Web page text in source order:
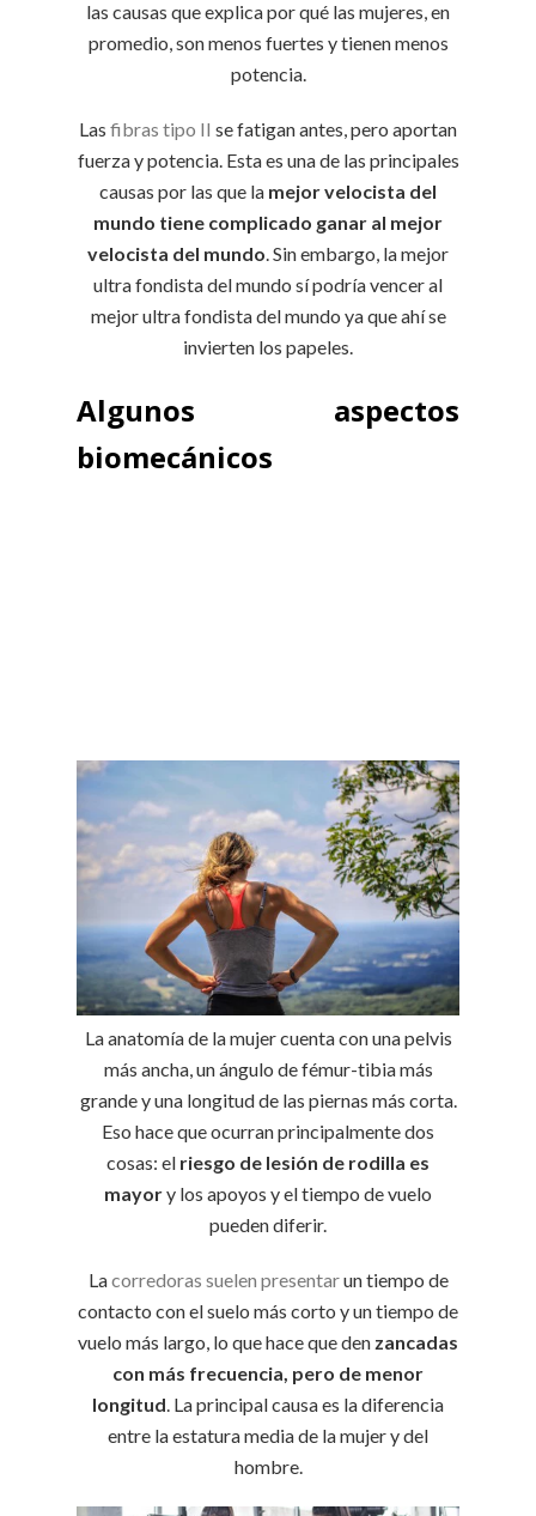
las causas que explica por qué las mujeres, en
promedio, son menos fuertes y tienen menos
potencia.
Las fibras tipo II se fatigan antes, pero aportan
fuerza y potencia. Esta es una de las principales
causas por las que la mejor velocista del
mundo tiene complicado ganar al mejor
velocista del mundo. Sin embargo, la mejor
ultra fondista del mundo sí podría vencer al
mejor ultra fondista del mundo ya que ahí se
invierten los papeles.
Algunos aspectos
biomecánicos
La anatomía de la mujer cuenta con una pelvis
más ancha, un ángulo de fémur-tibia más
grande y una longitud de las piernas más corta.
Eso hace que ocurran principalmente dos
cosas: el riesgo de lesión de rodilla es
mayory los apoyos y el tiempo de vuelo
pueden diferir.
Lacorredoras suelen presentarun tiempo de
contacto con el suelo más corto y un tiempo de
vuelo más largo, lo que hace que den zancadas
con más frecuencia, pero de menor
longitud. La principal causa es la diferencia
entre la estatura media de la mujer y del
hombre.